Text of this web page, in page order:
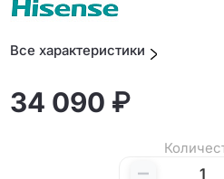
Все характеристики
34 090 ₽